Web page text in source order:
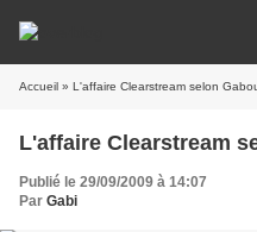
Accueil » L'affaire Clearstream selon
L'affaire Clearstream
Publié le 29/09/2009 à 14:07
Par Gabi